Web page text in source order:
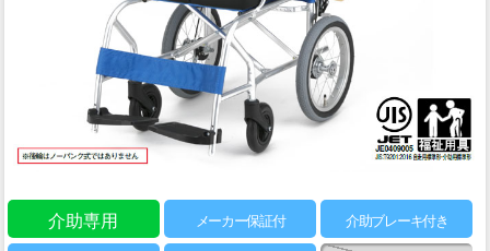
介助専用 メーカー保証付 介助ブレーキ付き